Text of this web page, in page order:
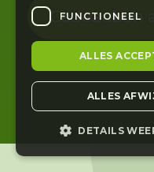
Cadeaubon
FUNCTIONEEL
ALLES
ALLES
DETAILS